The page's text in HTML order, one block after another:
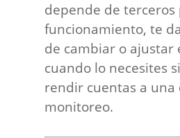
depende de terceros
funcionamiento, te
de cambiar o ajustar
cuando lo necesites
rendir cuentas a una
monitoreo.